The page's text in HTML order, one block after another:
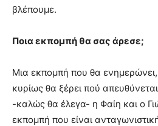
βλέπουµε.
Ποια εκποµπή θα σας άρεσε;
Μια εκποµπή που θα
κυρίως θα ξέρει πού
-καλώς θα έλεγα- η Φαίη και ο
εκποµπή που είναι